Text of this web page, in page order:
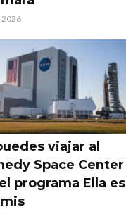
2026
viajar al
Space Center
programa Ella es